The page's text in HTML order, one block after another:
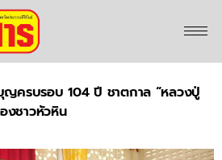
ญครบรอบ 104 ปี ชาตกาล “หลวงปู่
งชาวหัวหิน